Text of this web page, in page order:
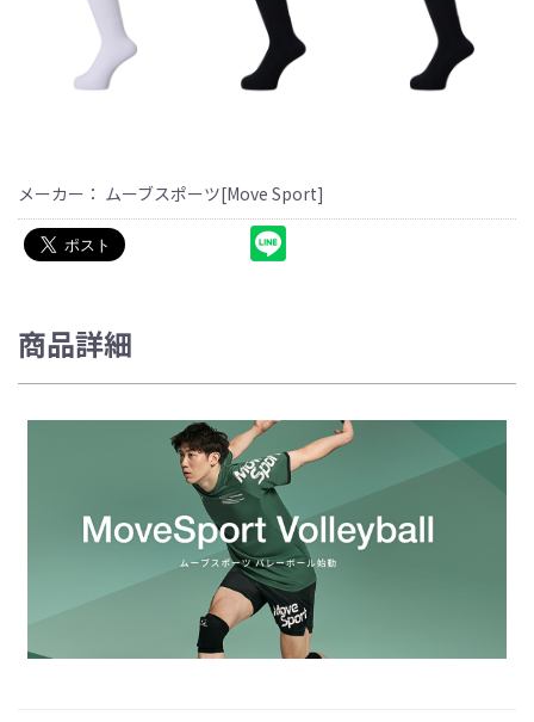
メーカー： ムーブスポーツ[Move Sport]
商品詳細